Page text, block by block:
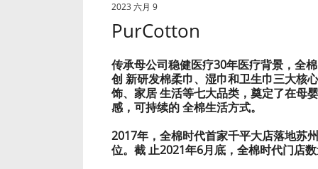
2023 六月 9
PurCotton
传承母公司稳健医疗30年医疗背景，全
创 新研发棉柔巾、湿巾和卫生巾三大核
饰、家居 生活等七大品类，奠定了在母
感，可持续的 全棉生活方式。
2017年，全棉时代首家千平大店落地苏
位。截 止2021年6月底，全棉时代门店